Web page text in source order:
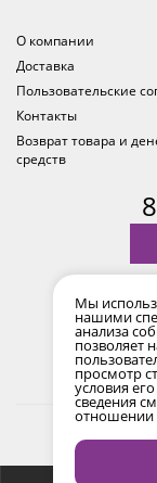
О компании
Доставка
Пользовательские
Контакты
Возврат товара и
средств
2017-2026 ©
Мы
нашими
анализа
позволяет
просмотр
условия
сведения
отношении